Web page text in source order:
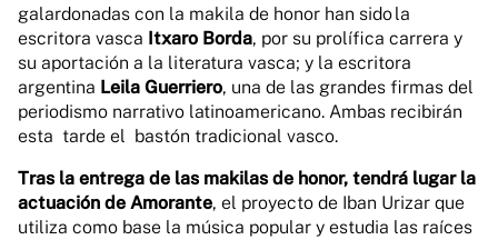
galardonadas con la makila de honor han sido la
escritora vasca Itxaro Borda, por su prolífica carrera y
su aportación a la literatura vasca; y la escritora
argentina Leila Guerriero, una de las grandes firmas del
periodismo narrativo latinoamericano. Ambas recibirán
esta tarde el bastón tradicional vasco.
Tras la entrega de las makilas de honor, tendrá lugar la
actuación de Amorante, el proyecto de Iban Urizar que
utiliza como base la música popular y estudia las raíces